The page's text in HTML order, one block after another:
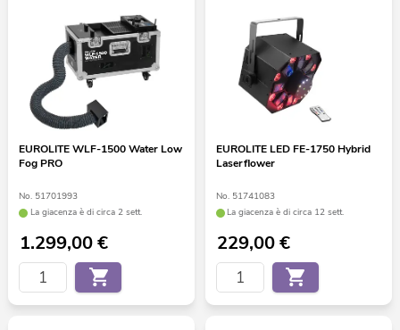
EUROLITE WLF-1500 Water Low
Fog PRO
No. 51701993
La giacenza è di circa 2 sett.
1.299,00€
EUROLITE LED FE-1750 Hybrid
Laserflower
No. 51741083
La giacenza è di circa 12 sett.
229,00€